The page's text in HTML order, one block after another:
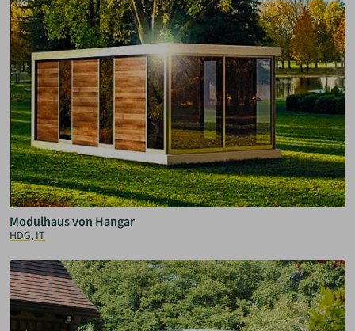
Modulhaus von Hangar
HDG, IT